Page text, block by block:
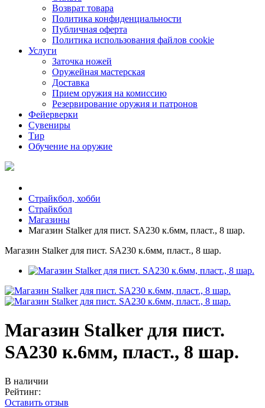
Возврат товара
Политика конфиденциальности
Публичная оферта
Политика использования файлов cookie
Услуги
Заточка ножей
Оружейная мастерская
Доставка
Прием оружия на комиссию
Резервирование оружия и патронов
Фейерверки
Сувениры
Тир
Обучение на оружие
Страйкбол, хобби
Страйкбол
Магазины
Магазин Stalker для пист. SA230 к.6мм, пласт., 8 шар.
Магазин Stalker для пист. SA230 к.6мм, пласт., 8 шар.
Магазин Stalker для пист.
SA230 к.6мм, пласт., 8 шар.
В наличии
Рейтинг:
Оставить отзыв